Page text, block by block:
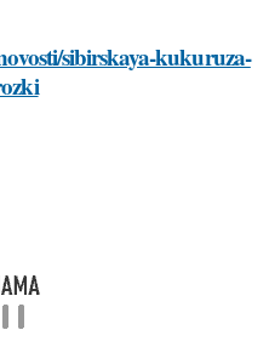
sibirskaya-kukuruza-